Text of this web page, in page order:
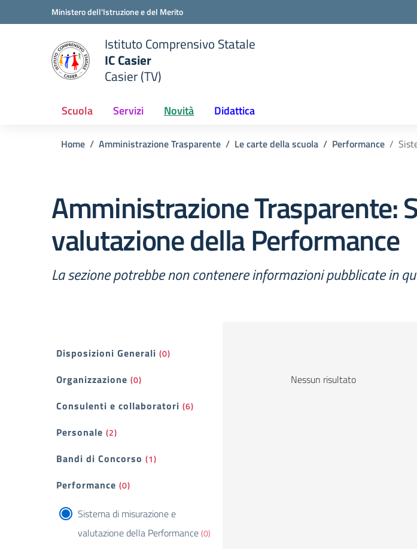
Vai ai contenuti
Vai al menu di navigazioneMinistero dell'Istruzione e del Merito
della scuola
Istituto Comprensivo Statale
IC Casier
Casier (TV)
Scuola Servizi Novità Didattica
Home Amministrazione Trasparente Le carte della scuola Performance
Amministrazione Trasparente:
valutazione della Performance
La sezione potrebbe non contenere informazioni pubblicate in
Filtri
Disposizioni Generali (0)
Organizzazione (0)
Consulenti e collaboratori (6)
Personale (2)
Bandi di Concorso (1)
Performance (0)
Sistema di misurazione e
valutazione della Performance(0)
Nessun risultato